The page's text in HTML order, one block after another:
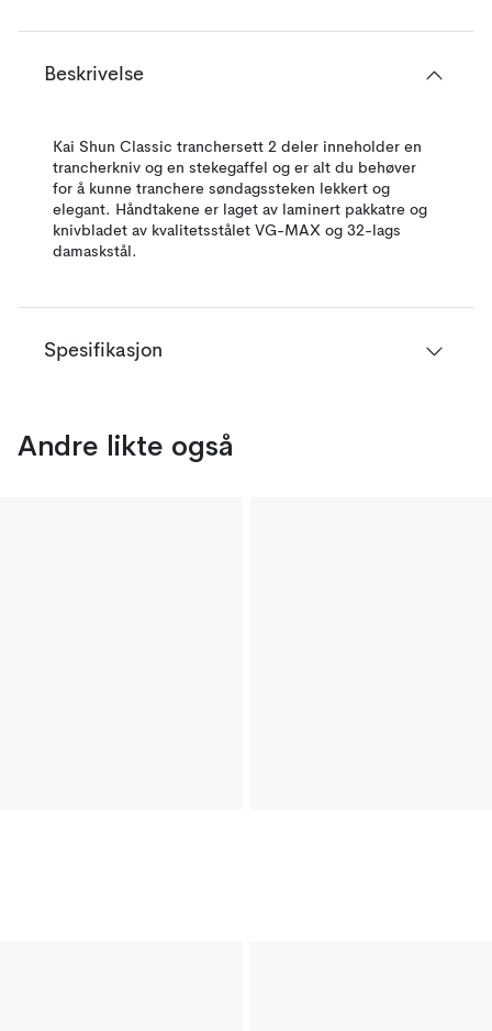
Beskrivelse
Kai Shun Classic tranchersett 2 deler inneholder en
trancherkniv og en stekegaffel og er alt du behøver
for å kunne tranchere søndagssteken lekkert og
elegant. Håndtakene er laget av laminert pakkatre og
knivbladet av kvalitetsstålet VG-MAX og 32-lags
damaskstål.
Spesifikasjon
Andre likte også